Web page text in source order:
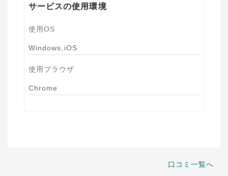
サービスの使用環境
使用OS
Windows,iOS
使用ブラウザ
Chrome
口コミ一覧へ